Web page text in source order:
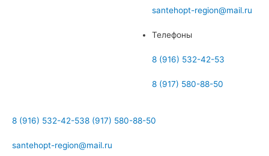
santehopt-region@mail.ru
Телефоны
8 (916) 532-42-53
8 (917) 580-88-50
8 (916) 532-42-538 (917) 580-88-50
santehopt-region@mail.ru